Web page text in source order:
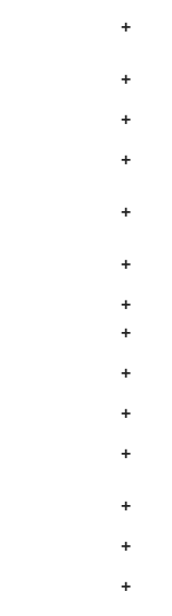
+
+
+
+
+
+
+
+
+
+
+
+
+
+